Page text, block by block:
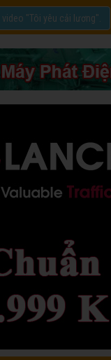
video "Tôi yêu cải lương".